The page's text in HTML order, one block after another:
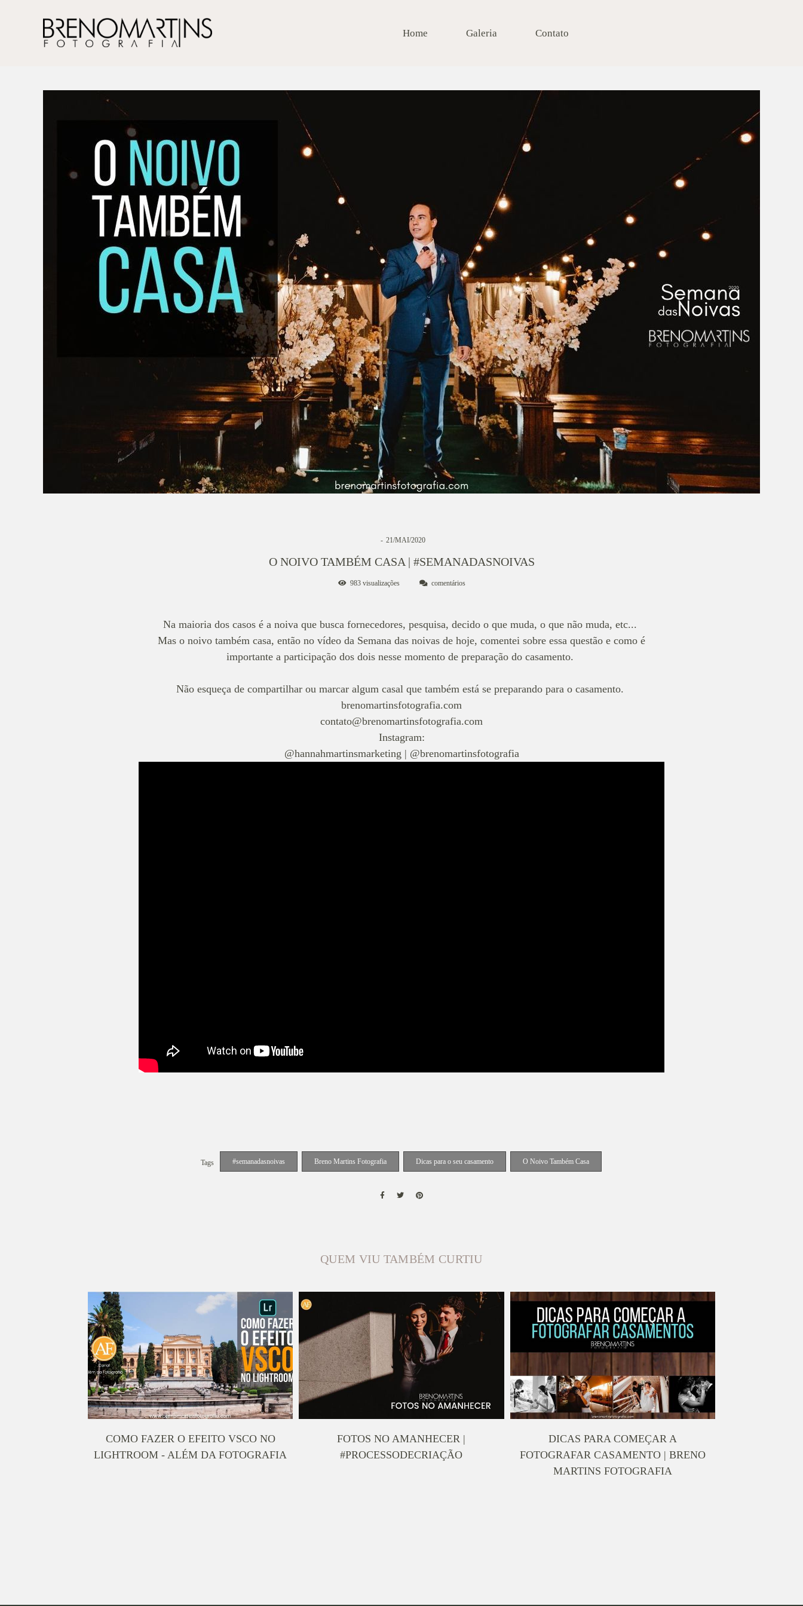
Home Galeria Contato
21/MAI/2020
O NOIVO TAMBÉM CASA | #SEMANADASNOIVAS
983visualizações comentários
Na maioria dos casos é a noiva que busca fornecedores, pesquisa, decido o que muda, o que não muda, etc...
Mas o noivo também casa, então no vídeo da Semana das noivas de hoje, comentei sobre essa questão e como é
importante a participação dos dois nesse momento de preparação do casamento.
Não esqueça de compartilhar ou marcar algum casal que também está se preparando para o casamento.
brenomartinsfotografia.com
contato@brenomartinsfotografia.com
Instagram:
@hannahmartinsmarketing | @brenomartinsfotografia
Tags #semanadasnoivas Breno Martins Fotografia Dicas para o seu casamento O Noivo Também Casa
QUEM VIU TAMBÉM CURTIU
COMO FAZER O EFEITO VSCO NO
LIGHTROOM - ALÉM DA FOTOGRAFIA
FOTOS NO AMANHECER |
#PROCESSODECRIAÇÃO
DICAS PARA COMEÇAR A
FOTOGRAFAR CASAMENTO | BRENO
MARTINS FOTOGRAFIA